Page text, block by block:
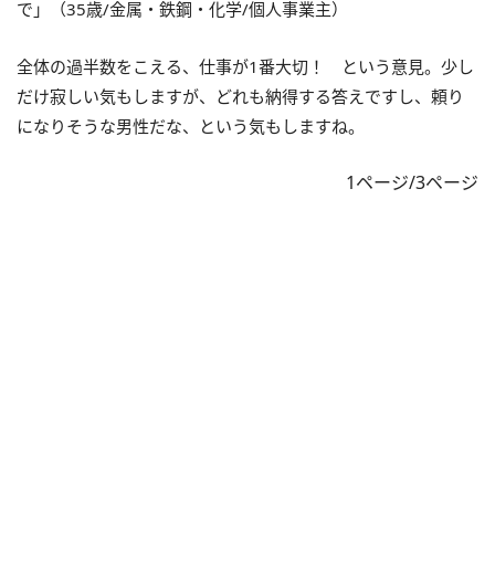
で」（35歳/金属・鉄鋼・化学/個人事業主）
全体の過半数をこえる、仕事が1番大切！ という意見。少し
だけ寂しい気もしますが、どれも納得する答えですし、頼り
になりそうな男性だな、という気もしますね。
1ページ/3ページ